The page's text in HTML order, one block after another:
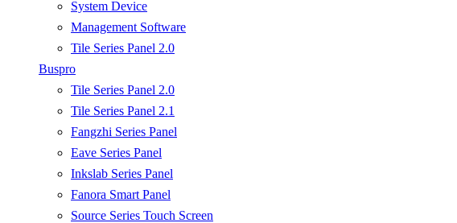
System Device
Management Software
Tile Series Panel 2.0
Buspro
Tile Series Panel 2.0
Tile Series Panel 2.1
Fangzhi Series Panel
Eave Series Panel
Inkslab Series Panel
Fanora Smart Panel
Source Series Touch Screen